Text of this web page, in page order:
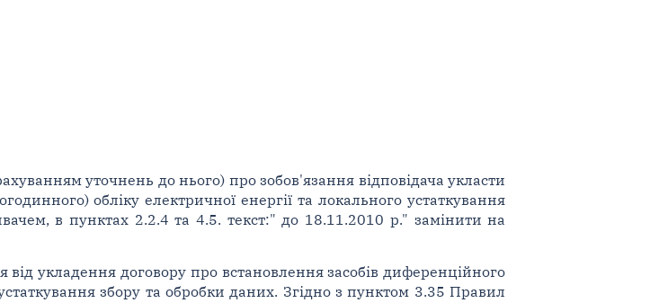
уточнень до нього) про зобов'язання відповідача укласти
обліку електричної енергії та локального устаткування
в пунктах 2.2.4 та 4.5. текст:" до 18.11.2010 р." замінити на
укладення договору про встановлення засобів диференційного
збору та обробки даних. Згідно з пунктом 3.35 Правил